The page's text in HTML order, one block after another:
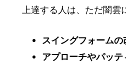
上達する人は、ただ闇雲
スイングフォーム
アプローチやパッ